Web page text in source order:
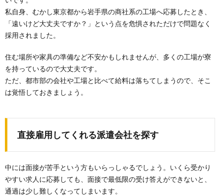
私自身、むかし東京都から岩手県の商社系の工場へ応募したとき、
「遠いけど大丈夫ですか？」という点を危惧されただけで問題なく
採用されました。
住む場所や家具の準備など不安かもしれませんが、多くの工場が寮
を持っているので大丈夫です。
ただ、都市部の会社や工場と比べて給料は落ちてしまうので、そこ
は覚悟しておきましょう。
直接雇用してくれる派遣会社を探す
中には面接が苦手という方もいらっしゃるでしょう。いくら受かり
やすい求人に応募しても、面接で最低限の受け答えができないと、
通過は少し難しくなってしまいます。